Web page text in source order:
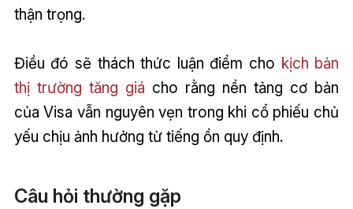
thận trọng.
Điều đó sẽ thách thức luận điểm cho kịch bản
thị trường tăng giá cho rằng nền tảng cơ bản
của Visa vẫn nguyên vẹn trong khi cổ phiếu chủ
yếu chịu ảnh hưởng từ tiếng ồn quy định.
Câu hỏi thường gặp